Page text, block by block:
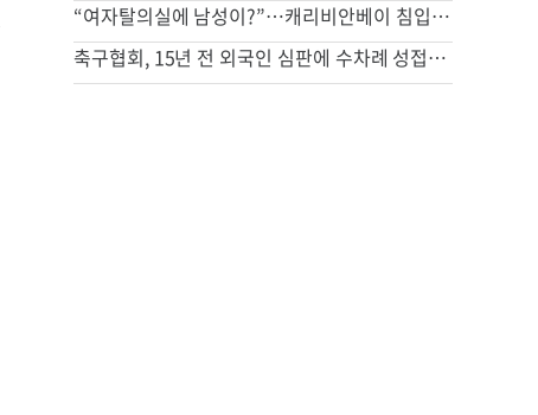
“여자탈의실에 남성이?”…캐리비안베이 침입 신고, 일주일째 못 잡았다
축구협회, 15년 전 외국인 심판에 수차례 성접대...월드컵 예선도 포함